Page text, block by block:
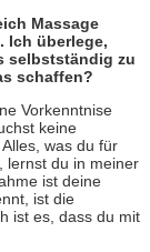
Massage
Ich überlege,
selbstständig zu
schaffen?
Vorkenntnise
keine
was du für
lernst du in meiner
ist deine
ist die
ist es, dass du mit